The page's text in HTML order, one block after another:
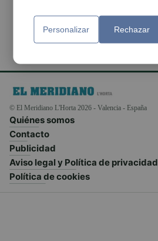
© El Meridiano L'Horta 2026 - Valencia - España
Quiénes somos
Contacto
Publicidad
Aviso legal y Política de privacidad
Política de cookies
Personalizar Rechazar